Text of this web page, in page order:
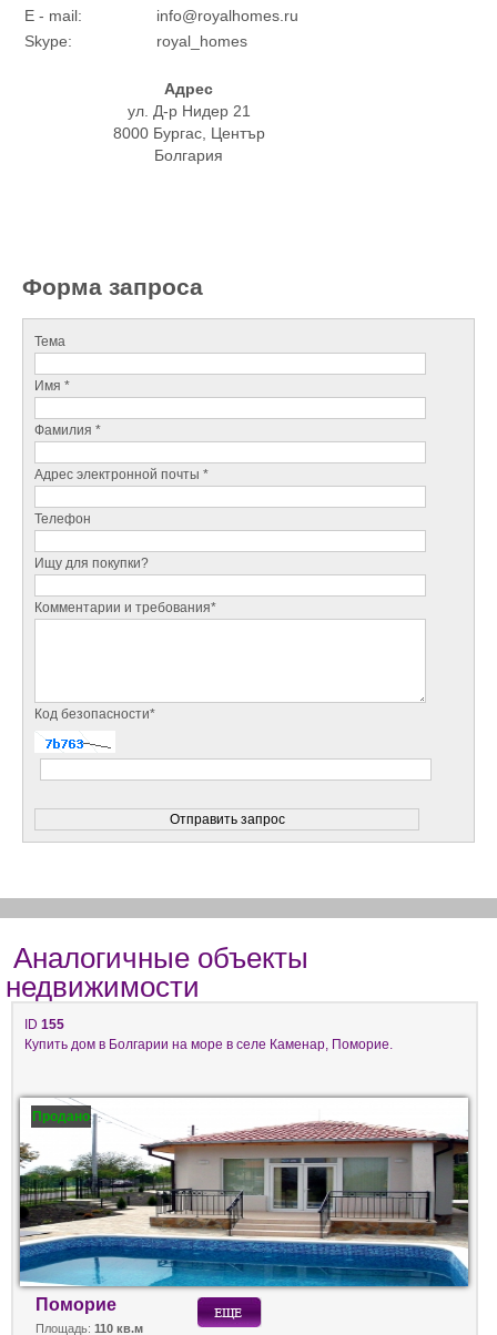
E - mail:
info@royalhomes.ru
Skype:
royal_homes
Адрес
ул. Д-р Нидер 21
8000 Бургас, Център
Болгария
Форма запроса
Тема
Имя *
Фамилия *
Адрес электронной почты *
Телефон
Ищу для покупки?
Комментарии и требования*
Код безопасности*
Аналогичные объекты
недвижимости
ID 155
Купить дом в Болгарии на море в селе Каменар, Поморие.
Продано
Поморие
Площадь: 110 кв.м